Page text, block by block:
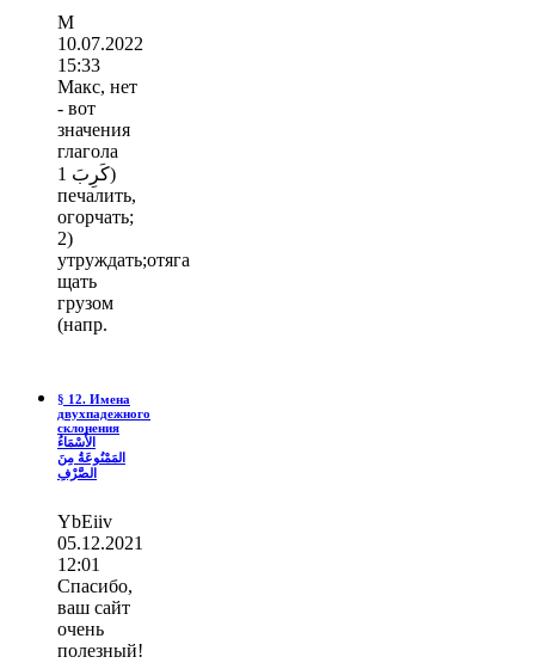
М
10.07.2022
15:33
Макс, нет
- вот
значения
глагола
كَرِبَ 1)
печалить,
огорчать;
2)
утруждать;отяга
щать
грузом
(напр.
§ 12. Имена
двухпадежного
склонения
الأَسْمَاءُ
المَمْنُوعَةُ مِنَ
الصَّرْفِ
YbEiiv
05.12.2021
12:01
Спасибо,
ваш сайт
очень
полезный!